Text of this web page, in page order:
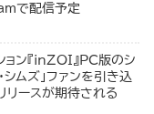
で配信予定
ョン『inZOI』PC版のシ
シムズ」ファンを引き込
ースが期待される